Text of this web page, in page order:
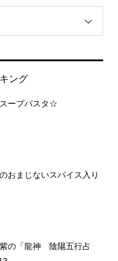
ング
ープパスタ☆
おまじないスパイス入り
の「龍神 陰陽五行占